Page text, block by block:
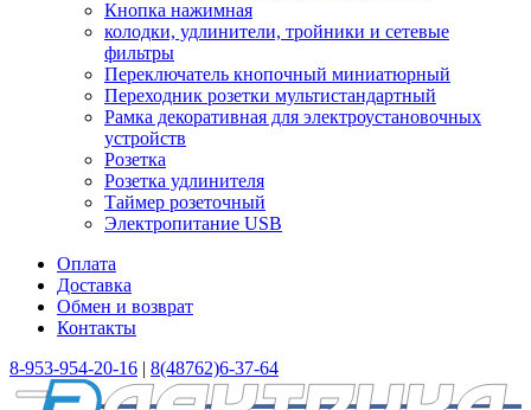
Кнопка нажимная
колодки, удлинители, тройники и сетевые
фильтры
Переключатель кнопочный миниатюрный
Переходник розетки мультистандартный
Рамка декоративная для электроустановочных
устройств
Розетка
Розетка удлинителя
Таймер розеточный
Электропитание USB
Оплата
Доставка
Обмен и возврат
Контакты
8-953-954-20-16 | 8(48762)6-37-64